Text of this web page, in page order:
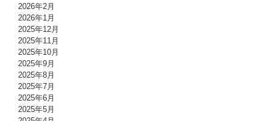
2026年2月
2026年1月
2025年12月
2025年11月
2025年10月
2025年9月
2025年8月
2025年7月
2025年6月
2025年5月